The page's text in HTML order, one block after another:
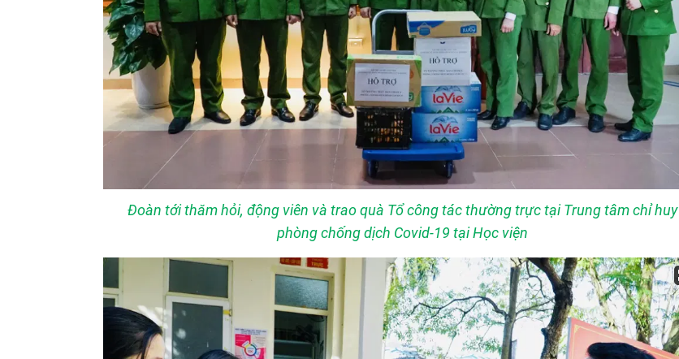
Đoàn tới thăm hỏi, động viên và trao quà Tổ công tác thường trực tại Trung tâm chỉ huy
phòng chống dịch Covid-19 tại Học viện